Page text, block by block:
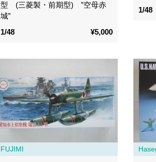
型 (三菱製・前期型) ”空母赤
城”
1/48
¥5,000
1/48
FUJIMI